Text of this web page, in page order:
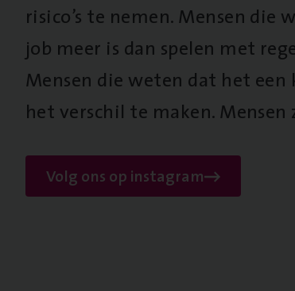
risico’s te nemen. Mensen die
job meer is dan spelen met
Mensen die weten dat het een
het verschil te maken. Mensen
Volg ons op instagram